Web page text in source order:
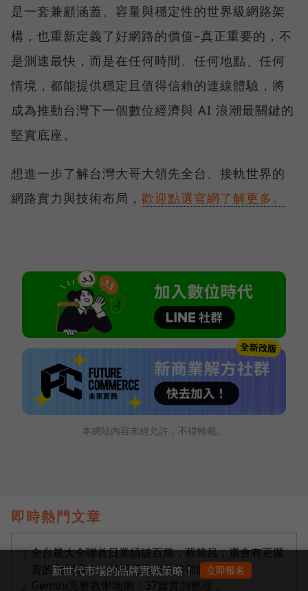
是一套兼顧涵蓋、容量與穩定性的世界級網路架
構，也重新定義了好網路的價值–真正重要的，不
是測速最快，而是在任何時間、任何地點、任何
情境，都能提供穩定且值得信賴的連線體驗，將
成為推動台灣下一個數位經濟與 AI 浪潮最關鍵的
堅實底座。
想進一步了解台灣大哥大領先全台、接軌世界的
網路實力與技術布局， 歡迎點選官網了解更多。
本網站內容未經允許，不得轉載。
即時熱門文章
1 全台最大全聯首日業績破百萬，蔡篤昌：還會有更厲
害的大型店！為何把餐廳健身房都搬上樓？
Gemini完整教學地圖！37篇實測整理，
新世代市場的品牌實戰策略！ 立即報名